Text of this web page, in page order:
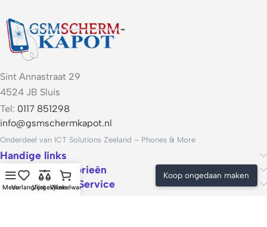
Sint Annastraat 29
4524 JB Sluis
Tel: 0117 851298
info@gsmschermkapot.nl
Onderdeel van ICT Solutions Zeeland – Phones & More
Handige links
Populaire categorieën
Voorwaarden & Service
MenuVerlanglijstVergelijkenWinkelwagen
Koop ongedaan maken